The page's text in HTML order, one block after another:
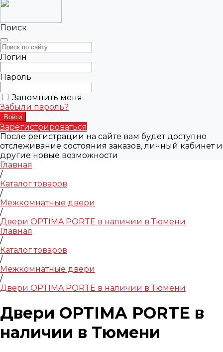
Поиск
Логин
Пароль
Запомнить меня
Забыли пароль?
Зарегистрироваться
После регистрации на сайте вам будет доступно
отслеживание состояния заказов, личный кабинет и
другие новые возможности
Главная
/
Каталог товаров
/
Межкомнатные двери
/
Двери OPTIMA PORTE в наличии в Тюмени
Главная
/
Каталог товаров
/
Межкомнатные двери
/
Двери OPTIMA PORTE в наличии в Тюмени
Двери OPTIMA PORTE в
наличии в Тюмени